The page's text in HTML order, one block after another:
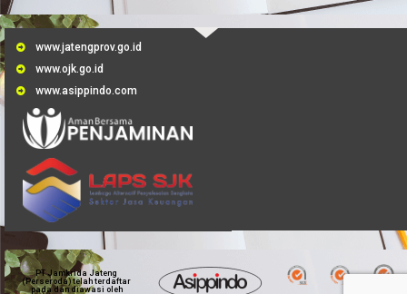
www.jatengprov.go.id
www.ojk.go.id
www.asippindo.com
PT Jamkrida Jateng
(Perseroda) telah terdaftar
pada dan diawasi oleh